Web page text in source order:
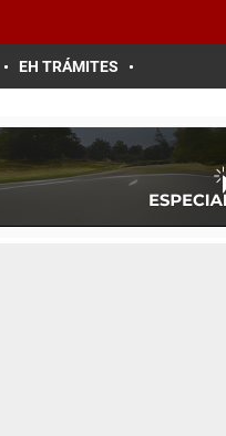
EH TRÁMITES